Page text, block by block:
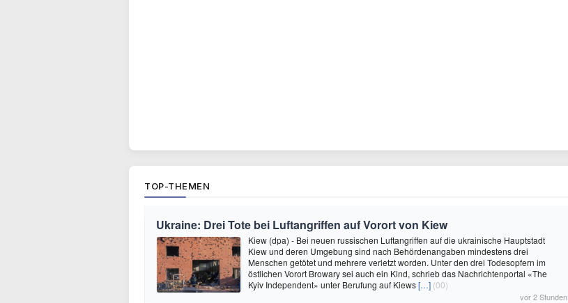
TOP-THEMEN
Ukraine: Drei Tote bei Luftangriffen auf Vorort von Kiew
Kiew (dpa) - Bei neuen russischen Luftangriffen auf die ukrainische Hauptstadt
Kiew und deren Umgebung sind nach Behördenangaben mindestens drei
Menschen getötet und mehrere verletzt worden. Unter den drei Todesopfern im
östlichen Vorort Browary sei auch ein Kind, schrieb das Nachrichtenportal «The
Kyiv Independent» unter Berufung auf Kiews[…] (00)
vor 2 Stunden